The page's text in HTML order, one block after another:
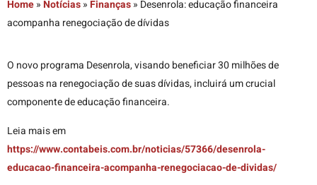
Home»Notícias»Finanças» Desenrola: educação financeira
acompanha renegociação de dívidas
O novo programa Desenrola, visando beneficiar 30 milhões de
pessoas na renegociação de suas dívidas, incluirá um crucial
componente de educação financeira.
Leia mais em
https://www.contabeis.com.br/noticias/57366/desenrola-
educacao-financeira-acompanha-renegociacao-de-dividas/